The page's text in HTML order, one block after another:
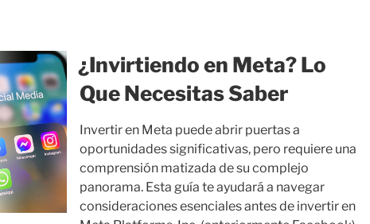
¿Invirtiendo en Meta? Lo
Que Necesitas Saber
Invertir en Meta puede abrir puertas a
oportunidades significativas, pero requiere una
comprensión matizada de su complejo
panorama. Esta guía te ayudará a navegar
consideraciones esenciales antes de invertir en